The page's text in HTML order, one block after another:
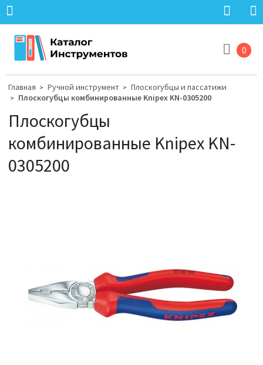
0
Главная > Ручной инструмент > Плоскогубцы и пассатижи
> Плоскогубцы комбинированные Knipex KN-0305200
Плоскогубцы
комбинированные Knipex KN-
0305200